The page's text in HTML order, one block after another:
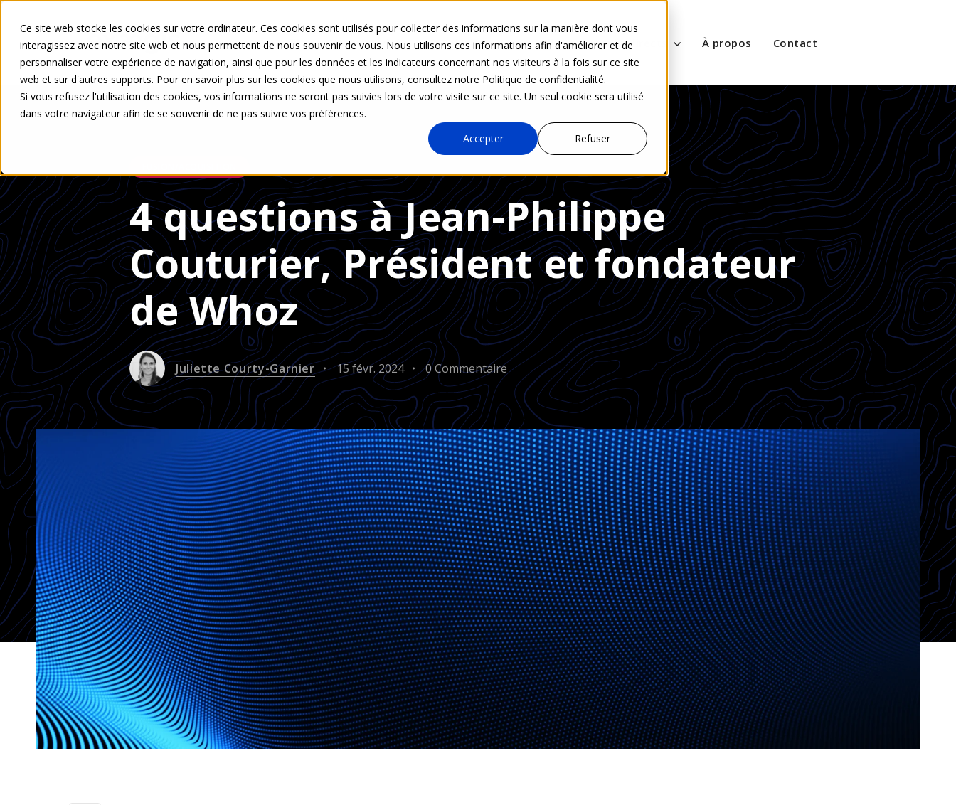
Ce site web stocke les cookies sur votre ordinateur. Ces cookies sont utilisés pour collecter des informations sur la manière dont vous
interagissez avec notre site web et nous permettent de nous souvenir de vous. Nous utilisons ces informations afin d'améliorer et de
personnaliser votre expérience de navigation, ainsi que pour les données et les indicateurs concernant nos visiteurs à la fois sur ce site
web et sur d'autres supports. Pour en savoir plus sur les cookies que nous utilisons, consultez notre Politique de confidentialité.
Si vous refusez l'utilisation des cookies, vos informations ne seront pas suivies lors de votre visite sur ce site. Un seul cookie sera utilisé
dans votre navigateur afin de se souvenir de ne pas suivre vos préférences.
Accepter
Refuser
Votre profil Nos activités Solutions Actualités Accès directs À propos Contact
4 questions à Jean-Philippe
Couturier, Président et fondateur
de Whoz
Juliette Courty-Garnier 15 févr. 2024 0 Commentaire